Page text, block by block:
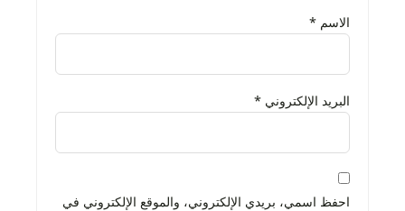
الاسم *
البريد الإلكتروني *
احفظ اسمي، بريدي الإلكتروني، والموقع الإلكتروني في